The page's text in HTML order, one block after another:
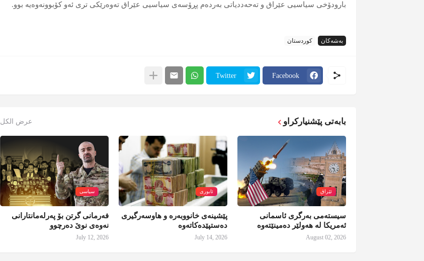
بارودۆخی سیاسیی عێراق و تەحەددیاتی بەردەم پڕۆسەی سیاسیی عێراق تەوەرێکی تری ئەو کۆبوونەوەیە بوو.
بەشەکان کوردستان
Facebook
Twitter
بابەتی پێشنیارکراو عرض الكل
ئێراق
سیستەمی بەرگری ئاسمانی
ئەمریکا لە هەولێر دەمینێتەوە
August 02, 2026
ئابوری
پێشینەی خانووبەرە و هاوسەرگیری
دەستپێدەکاتەوە
July 14, 2026
سیاسی
فەرمانی گرتن بۆ پەرلەمانتارانی
نەوەی نوێ دەرچوو
July 12, 2026